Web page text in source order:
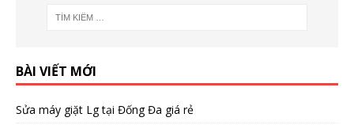
BÀI VIẾT MỚI
Sửa máy giặt Lg tại Đống Đa giá rẻ